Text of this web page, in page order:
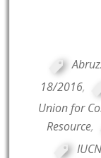
18/2016,
Union for
Resource,
IUCN